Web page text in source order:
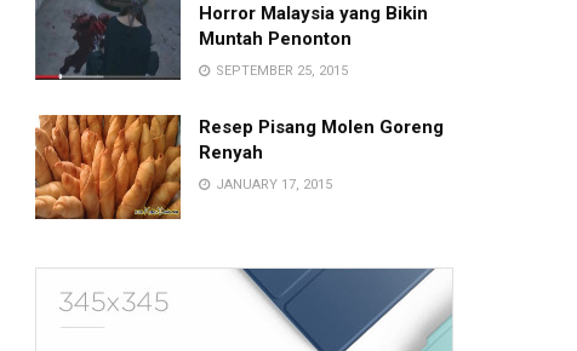
Horror Malaysia yang Bikin
Muntah Penonton
SEPTEMBER 25, 2015
Resep Pisang Molen Goreng
Renyah
JANUARY 17, 2015